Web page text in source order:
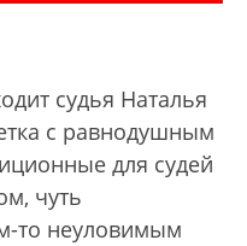
судья Наталья
с равнодушным
для судей
чуть
то неуловимым